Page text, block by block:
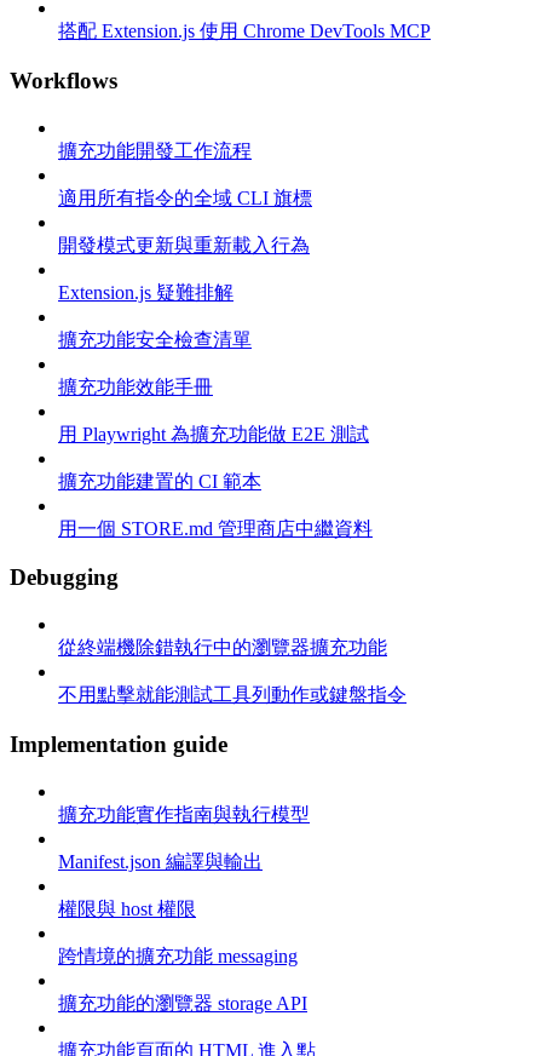
搭配 Extension.js 使用 Chrome DevTools MCP
Workflows
擴充功能開發工作流程
適用所有指令的全域 CLI 旗標
開發模式更新與重新載入行為
Extension.js 疑難排解
擴充功能安全檢查清單
擴充功能效能手冊
用 Playwright 為擴充功能做 E2E 測試
擴充功能建置的 CI 範本
用一個 STORE.md 管理商店中繼資料
Debugging
從終端機除錯執行中的瀏覽器擴充功能
不用點擊就能測試工具列動作或鍵盤指令
Implementation guide
擴充功能實作指南與執行模型
Manifest.json 編譯與輸出
權限與 host 權限
跨情境的擴充功能 messaging
擴充功能的瀏覽器 storage API
擴充功能頁面的 HTML 進入點